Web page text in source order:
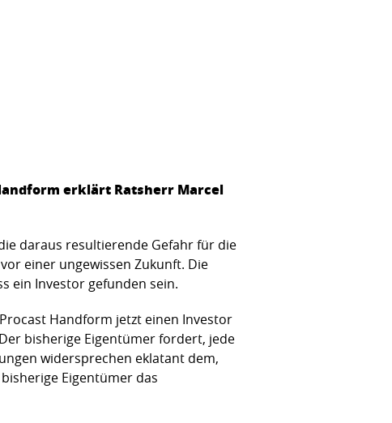
erklärt Ratsherr Marcel
daraus resultierende Gefahr für die
einer ungewissen Zukunft. Die
ein Investor gefunden sein.
Handform jetzt einen Investor
bisherige Eigentümer fordert, jede
widersprechen eklatant dem,
Eigentümer das